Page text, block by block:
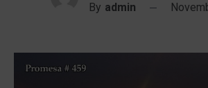
By admin